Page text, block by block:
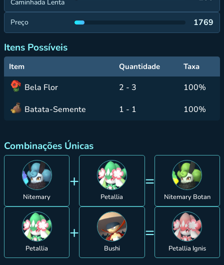
Caminhada Lenta
Preço 1769
Itens Possíveis
Item Quantidade Taxa
Bela Flor 2 - 3
100%
Batata-Semente
1 - 1 100%
Combinações Únicas
Nitemary
+
Petallia
=
Nitemary Botan
Petallia
+
Bushi
=
Petallia Ignis